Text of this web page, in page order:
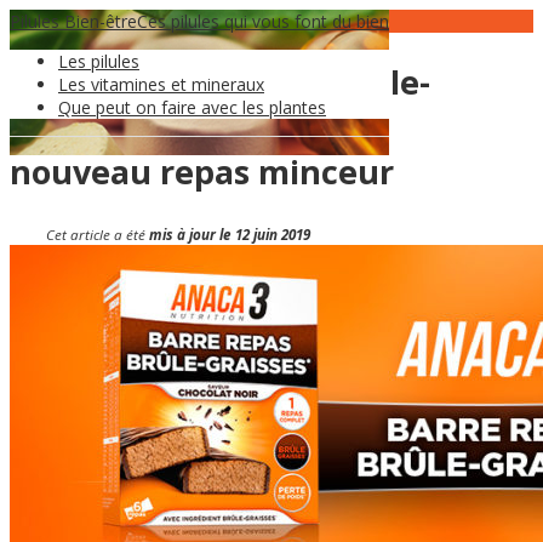
Pilules Bien-êtreCes pilules qui vous font du bien
Les pilules
Les vitamines et mineraux
Que peut on faire avec les plantes
04 Juin
Anaca3 Barre repas brûle-
graisses : avis sur votre
nouveau repas minceur
Cet article a été mis à jour le 12 juin 2019